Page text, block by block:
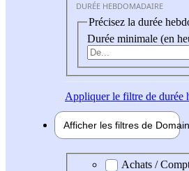
DURÉE HEBDOMADAIRE
Précisez la durée
Durée minimale (en
Appliquerle filtre de durée
Afficher les filtres de
Domaine professionel
Achats /